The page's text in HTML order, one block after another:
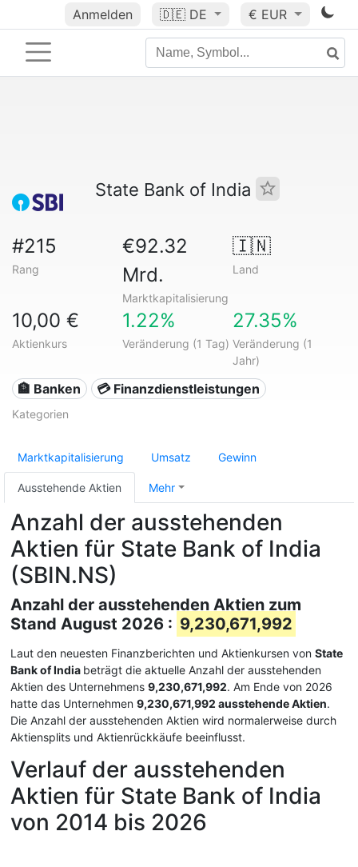
Anmelden 🇩🇪 DE € EUR
State Bank of India
#215
Rang
€92.32
Mrd.
Marktkapitalisierung
🇮🇳
Land
10,00 €
Aktienkurs
1.22%
Veränderung (1 Tag)
27.35%
Veränderung (1
Jahr)
🏦 Banken 💳 Finanzdienstleistungen
Kategorien
Marktkapitalisierung Umsatz Gewinn
Ausstehende Aktien Mehr
Anzahl der ausstehenden
Aktien für State Bank of India
(SBIN.NS)
Anzahl der ausstehenden Aktien zum
Stand August 2026 : 9,230,671,992
Laut den neuesten Finanzberichten und Aktienkursen von State
Bank of India beträgt die aktuelle Anzahl der ausstehenden
Aktien des Unternehmens 9,230,671,992. Am Ende von 2026
hatte das Unternehmen 9,230,671,992 ausstehende Aktien.
Die Anzahl der ausstehenden Aktien wird normalerweise durch
Aktiensplits und Aktienrückkäufe beeinflusst.
Verlauf der ausstehenden
Aktien für State Bank of India
von 2014 bis 2026